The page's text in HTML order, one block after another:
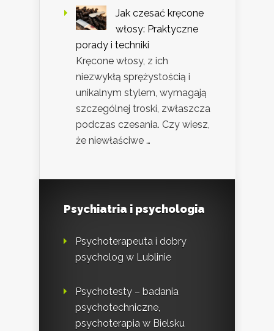
Jak czesać kręcone
włosy: Praktyczne
porady i techniki
Kręcone włosy, z ich
niezwykłą sprężystością i
unikalnym stylem, wymagają
szczególnej troski, zwłaszcza
podczas czesania. Czy wiesz,
że niewłaściwe …
Psychiatria i psychologia
Psychoterapeuta i dobry
psycholog w Lublinie
Psychotesty – badania
psychotechniczne,
psychoterapia w Bielsku